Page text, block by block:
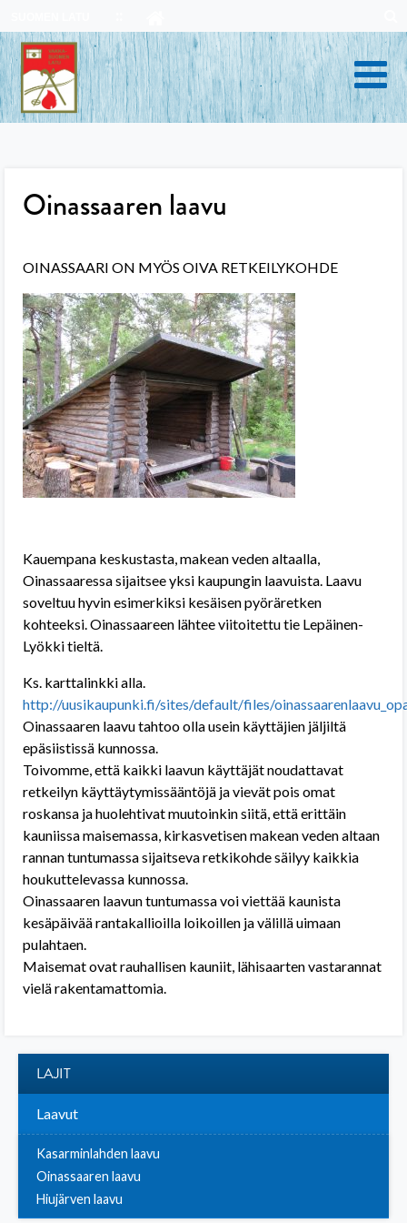
to
content
Oinassaaren laavu
OINASSAARI ON MYÖS OIVA RETKEILYKOHDE
Kauempana keskustasta, makean veden altaalla,
Oinassaaressa sijaitsee yksi kaupungin laavuista. Laavu
soveltuu hyvin esimerkiksi kesäisen pyöräretken
kohteeksi. Oinassaareen lähtee viitoitettu tie Lepäinen-
Lyökki tieltä.
Ks. karttalinkki alla.
http://uusikaupunki.fi/sites/default/files/
Oinassaaren laavu tahtoo olla usein käyttäjien jäljiltä
epäsiistissä kunnossa.
Toivomme, että kaikki laavun käyttäjät noudattavat
retkeilyn käyttäytymissääntöjä ja vievät pois omat
roskansa ja huolehtivat muutoinkin siitä, että erittäin
kauniissa maisemassa, kirkasvetisen makean veden altaan
rannan tuntumassa sijaitseva retkikohde säilyy kaikkia
houkuttelevassa kunnossa.
Oinassaaren laavun tuntumassa voi viettää kaunista
kesäpäivää rantakallioilla loikoillen ja välillä uimaan
pulahtaen.
Maisemat ovat rauhallisen kauniit, lähisaarten vastarannat
vielä rakentamattomia.
LAJIT
Laavut
Kasarminlahden laavu
Oinassaaren laavu
Hiujärven laavu